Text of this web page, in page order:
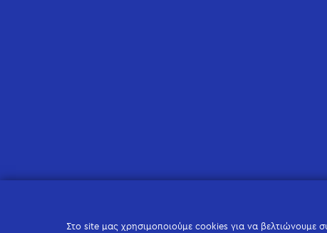
Στο site μας χρησιμοποιούμε cookies για να βελτιώνουμε